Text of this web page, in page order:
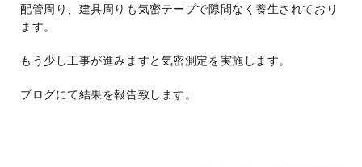
配管周り、建具周りも気密テープで隙間なく養生されており
ます。
もう少し工事が進みますと気密測定を実施します。
ブログにて結果を報告致します。